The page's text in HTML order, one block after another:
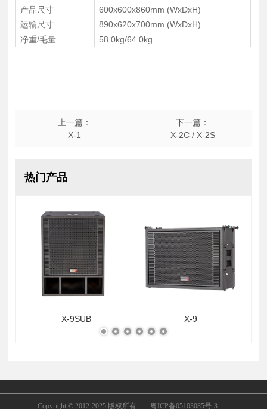
产品尺寸
600x600x860mm (WxDxH)
运输尺寸
890x620x700mm (WxDxH)
净重/毛量
58.0kg/64.0kg
上一篇：
X-1
下一篇：
X-2C / X-2S
热门产品
X-9SUB X-9
Copyright © 2012-2025 版权所有 粤ICP备05103085号-3